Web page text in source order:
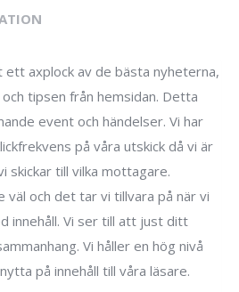
ett axplock av de bästa nyheterna,
tipsen från hemsidan. Detta
event och händelser. Vi har
på våra utskick då vi är
skickar till vilka mottagare.
väl och det tar vi tillvara på när vi
innehåll. Vi ser till att just ditt
Vi håller en hög nivå
på innehåll till våra läsare.